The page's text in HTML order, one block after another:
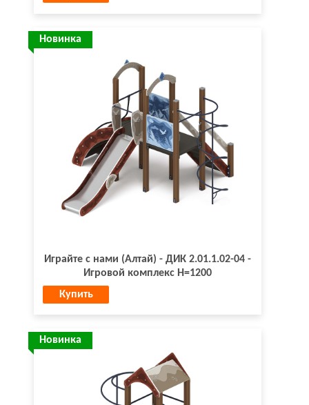
Новинка
Играйте с нами (Алтай) - ДИК 2.01.1.02-04 -
Игровой комплекс H=1200
Купить
Новинка